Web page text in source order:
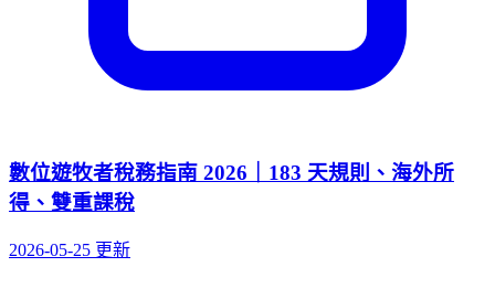
數位遊牧者稅務指南 2026｜183 天規則、海外所
得、雙重課稅
2026-05-25 更新